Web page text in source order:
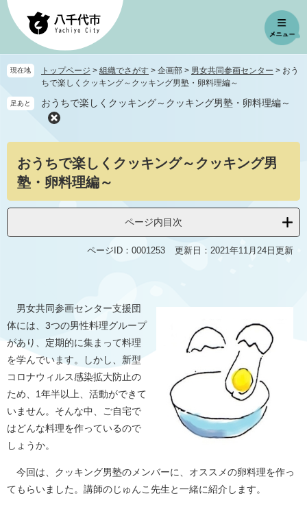
ペ
先
頭
す
メ
を
飛
し
現在地 トップページ > 組織でさがす > 企画部 > 男女共同参画センター > おう
ちで楽しくクッキング～クッキング男塾・卵料理編～
足あと おうちで楽しくクッキング～クッキング男塾・卵料理編～
おうちで楽しくクッキング～クッキング男
塾・卵料理編～
ページ内目次
ページID：0001253 更新日：2021年11月24日更新
男女共同参画センター支援団
体には、3つの男性料理グループ
があり、定期的に集まって料理
を学んでいます。しかし、新型
コロナウィルス感染拡大防止の
ため、1年半以上、活動ができて
いません。そんな中、ご自宅で
はどんな料理を作っているので
しょうか。
今回は、クッキング男塾のメンバーに、オススメの卵料理を作っ
てもらいました。講師のじゅんこ先生と一緒に紹介します。